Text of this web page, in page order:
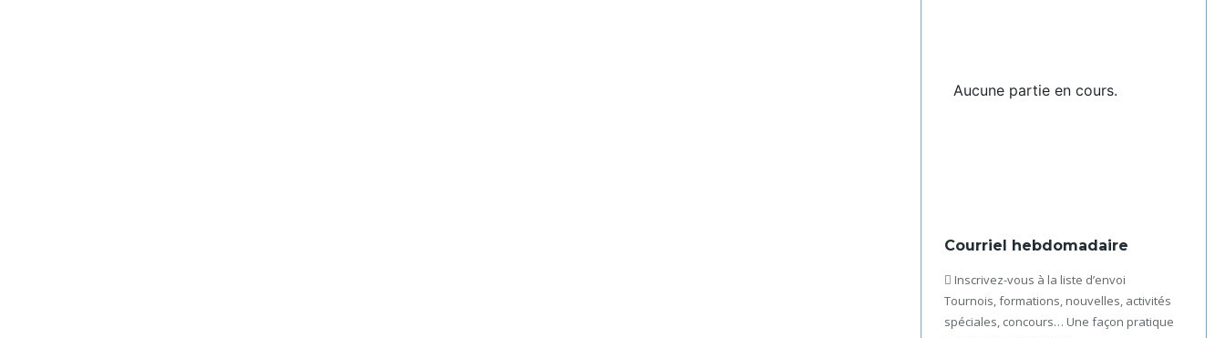
Aucune partie en cours.
Courriel hebdomadaire
Inscrivez-vous à la liste d’envoi
Tournois, formations, nouvelles, activités
spéciales, concours… Une façon pratique